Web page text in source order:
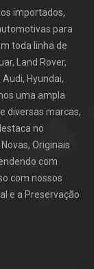
importados,
para
toda linha de
Land Rover,
Hyundai,
uma ampla
diversas marcas,
no
Originais
com
com nossos
e a Preservação